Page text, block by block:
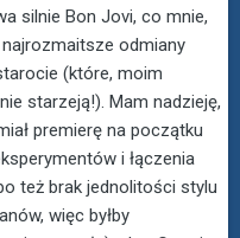
silnie Bon Jovi, co mnie,
odmiany
(które, moim
starzeją!). Mam nadzieję,
premierę na początku
i łączenia
też brak jednolitości stylu
więc byłby